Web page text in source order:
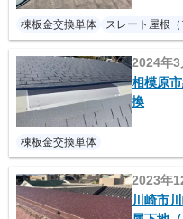
棟板金交換単体 スレート屋根（
2024年3
相模原
換
棟板金交換単体
2023年
川崎市